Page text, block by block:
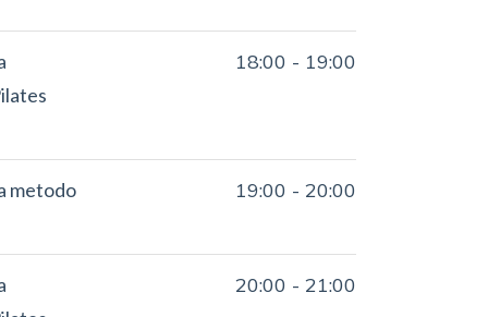
18:00 - 19:00
metodo 19:00 -20:00
20:00 -21:00